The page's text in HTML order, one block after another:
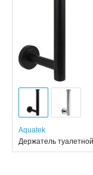
Aquatek
Держатель